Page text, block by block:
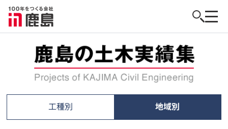
工種別 地域別